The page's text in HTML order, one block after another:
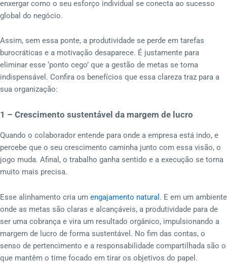
enxergar como o seu esforço individual se conecta ao sucesso
global do negócio.
Assim, sem essa ponte, a produtividade se perde em tarefas
burocráticas e a motivação desaparece. É justamente para
eliminar esse ‘ponto cego’ que a gestão de metas se torna
indispensável. Confira os benefícios que essa clareza traz para a
sua organização:
1 – Crescimento sustentável da margem de lucro
Quando o colaborador entende para onde a empresa está indo, e
percebe que o seu crescimento caminha junto com essa visão, o
jogo muda. Afinal, o trabalho ganha sentido e a execução se torna
muito mais precisa.
Esse alinhamento cria um engajamento natural . E em um ambiente
onde as metas são claras e alcançáveis, a produtividade para de
ser uma cobrança e vira um resultado orgânico, impulsionando a
margem de lucro de forma sustentável. No fim das contas, o
senso de pertencimento e a responsabilidade compartilhada são o
que mantêm o time focado em tirar os objetivos do papel.